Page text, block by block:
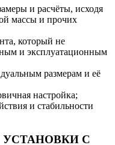
и расчёты, исходя
массы и прочих
который не
и эксплуатационным
размерам и её
настройка;
и стабильности
УСТАНОВКИ С